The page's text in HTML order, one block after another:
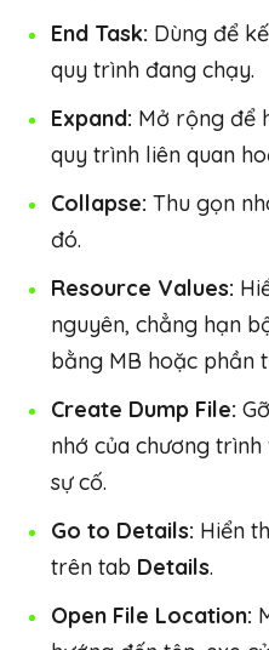
End Task: Dùng để
quy trình đang chạy.
Expand: Mở rộng để
quy trình liên quan
Collapse: Thu gọn
đó.
Resource Values:
nguyên, chẳng hạn
bằng MB hoặc phần
Create Dump File:
nhớ của chương
sự cố.
Go to Details: Hiển
trên tab Details.
Open File Location: